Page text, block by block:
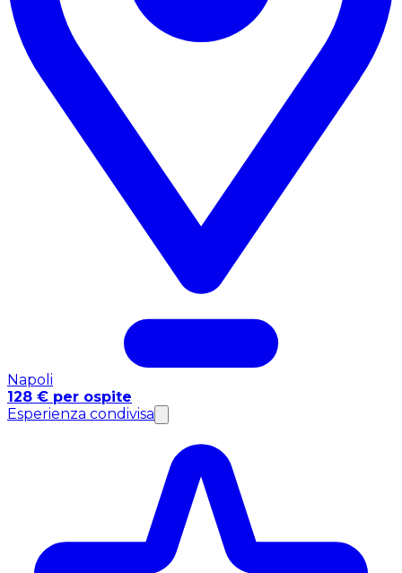
Napoli
128 € per ospite
Esperienza condivisa